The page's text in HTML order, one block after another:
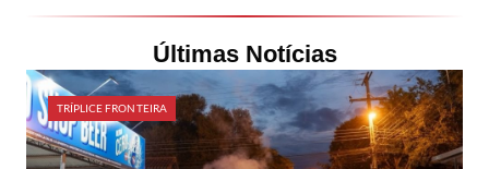
Últimas Notícias
TRÍPLICE FRONTEIRA